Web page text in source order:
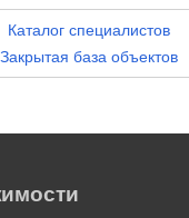
Каталог специалистов
Закрытая база объектов